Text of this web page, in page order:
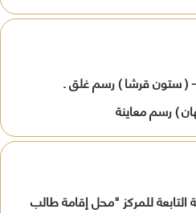
التابعة للمركز "محل إقامة طالب